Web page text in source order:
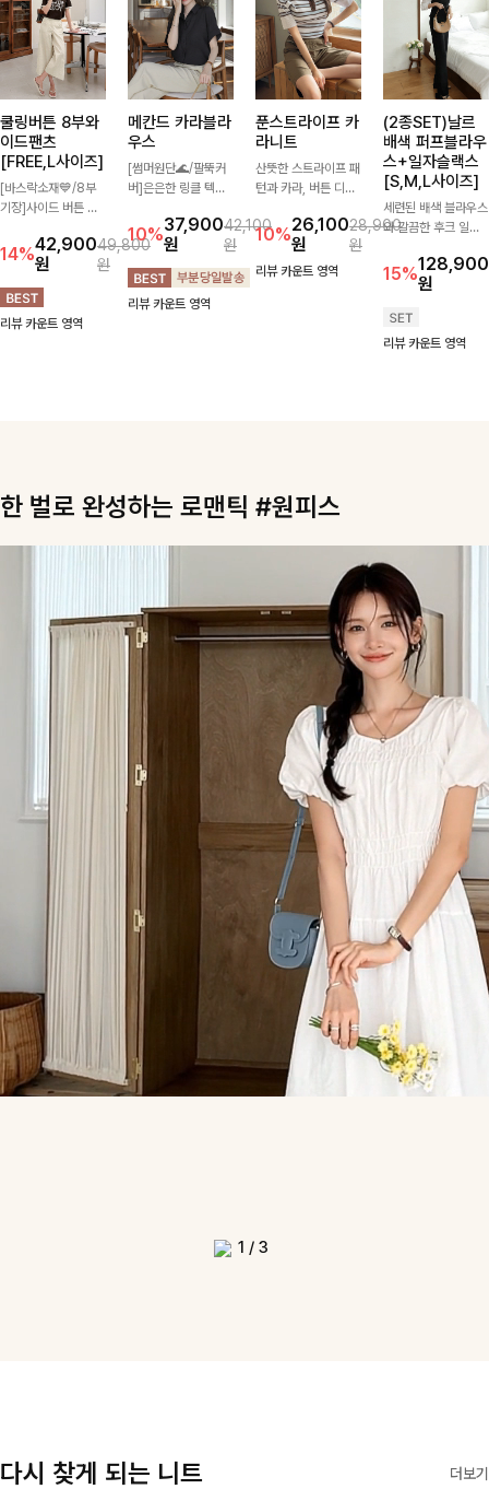
쿨링버튼 8부와
이드팬츠
[FREE,L사이즈]
[바스락소재💙/8부
기장]사이드 버튼 디
가 되어주는 와이드
팬츠입니다. 여유롭게
떨어지는 실루엣과 가
볍게 바스락거리는 소
재감으로 시원하고 편
14%42,900
원
49,800
원
리뷰 카운트 영역
메칸드 카라블라
우스
[썸머원단🌊/팔뚝커
버]은은한 링클 텍스
이 만나 내추럴하면서
도 세련된 무드를 연
출해주는 블라우스-
데일리룩부터 출근룩
까지 다양하게 활용하
10%37,900
원
42,100
원
리뷰 카운트 영역
푼스트라이프 카
라니트
산뜻한 스트라이프 패
턴과 카라, 버튼 디테
면서도 세련된 무드를
완성해주는 니트 🤍
부드럽고 가벼운 착용
10%26,100
원
28,900
원
리뷰 카운트 영역
(2종SET)날르
배색 퍼프블라우
스+일자슬랙스
[S,M,L사이즈]
세련된 배색 블라우스
와 깔끔한 후크 일자
세트입니다. 허리 라
인을 자연스럽게 살려
일자핏 슬랙스가 만나
단정하면서도 고급스
15%128,900
원
리뷰 카운트 영역
한 벌로 완성하는 로맨틱 #원피스
1 / 3
다시 찾게 되는 니트 더보기